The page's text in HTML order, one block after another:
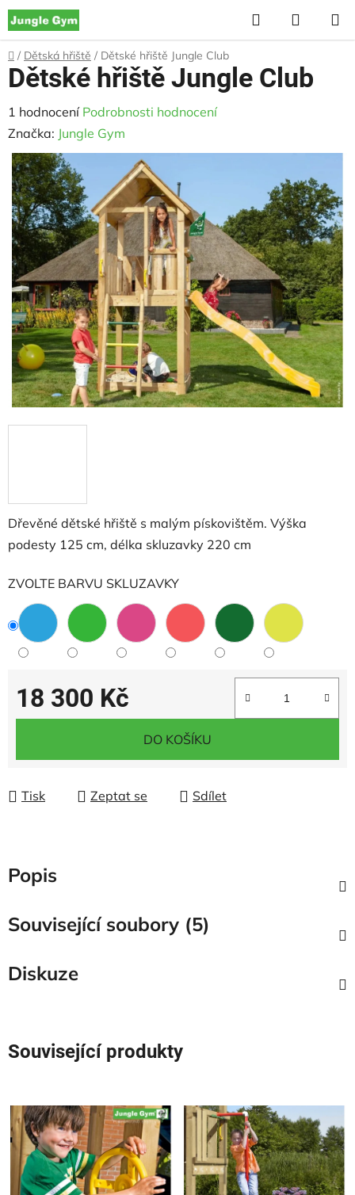
Přejít
na
obsah
Hledat
KOŠÍK
Domů
/ Dětská hřiště / Dětské hřiště Jungle Club
Dřevěné dětské hřiště s malým pískovištěm. Výška
podesty 125 cm, délka skluzavky 220 cm
ZVOLTE BARVU SKLUZAVKY
18 300 Kč
Měrná cena:
DO KOŠÍKU
Tisk Zeptat se Sdílet
Dětské hřiště Jungle Club
Průměrné
hodnocení
produktu
je
5,0
z
5
hvězdiček.
1 hodnocení Podrobnosti hodnocení
Značka: Jungle Gym
Popis
Související soubory (5)
Diskuze
Související produkty